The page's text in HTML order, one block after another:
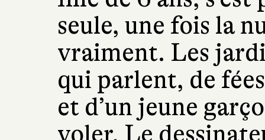
seule, une fois la
vraiment. Les
qui parlent, de
et d’un jeune
voler. Le